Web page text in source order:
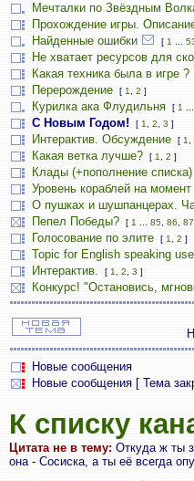
Мечталки по Звёздным
Прохождение игры.
Найденные ошибки
[ 1
Не хватает ресурсов для
Какая техника была в игре ?
Перерождение
[ 1 2 ]
Курилка ака Флудильня [ 1
С Новым Годом! [ 1 2 3 ]
Интерактив. Обсуждение [ 1
Какая ветка лучше? [ 1 2 ]
Клады (+пополнение списка)
Уровень кораблей на
О пушках и шушпанцерах.
Пепел Победы? [ 1 85 86 87
Голосование по элите [ 1 2 ]
Topic for English speaking
Интерактив. [ 1 2 3 ]
Конкурс! "Остановись,
Новые сообщения
Новые сообщения [ Тема
К списку
Цитата не в тему: Откуда ж ты
она - Сосиска, а ты её всегда